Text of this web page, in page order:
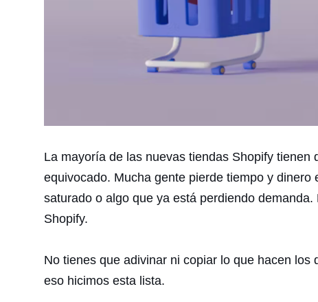
La mayoría de las nuevas tiendas Shopify
equivocado. Mucha gente pierde tiempo y
saturado o algo que ya está perdiendo
Shopify.
No tienes que adivinar ni copiar lo que hacen los
eso hicimos esta lista.